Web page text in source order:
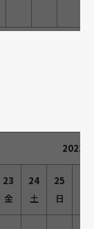
2021
23
金
24
土
25
日